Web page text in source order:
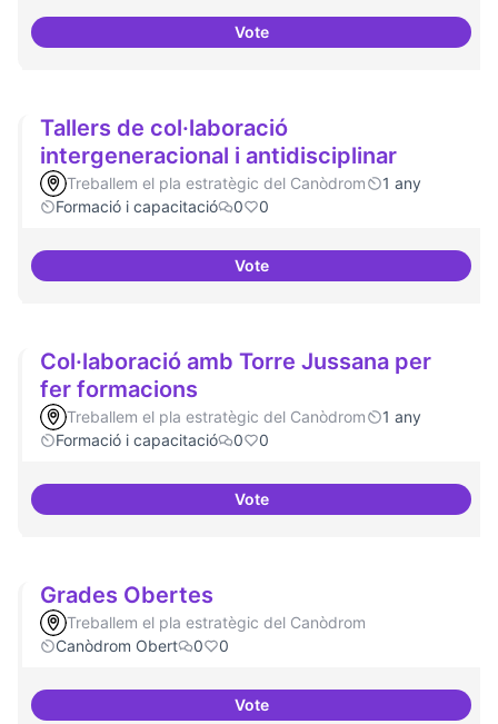
VoteÀrees de formació definides i
Tallers de col·laboració
intergeneracional i antidisciplinar
Treballem el pla estratègic del Canòdrom
1 any
Formació i capacitació
0 0
VoteTallers de col·laboració
Col·laboració amb Torre Jussana per
fer formacions
Treballem el pla estratègic del Canòdrom
1 any
Formació i capacitació
0 0
VoteCol·laboració amb Torre
Grades Obertes
Treballem el pla estratègic del Canòdrom
Canòdrom Obert
0 0
VoteGrades Obertes